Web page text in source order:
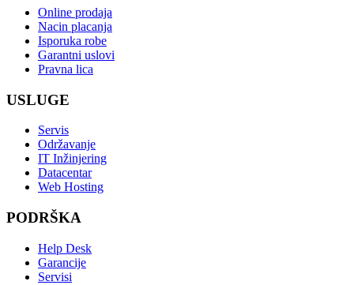
Online prodaja
Nacin placanja
Isporuka robe
Garantni uslovi
Pravna lica
USLUGE
Servis
Održavanje
IT Inžinjering
Datacentar
Web Hosting
PODRŠKA
Help Desk
Garancije
Servisi